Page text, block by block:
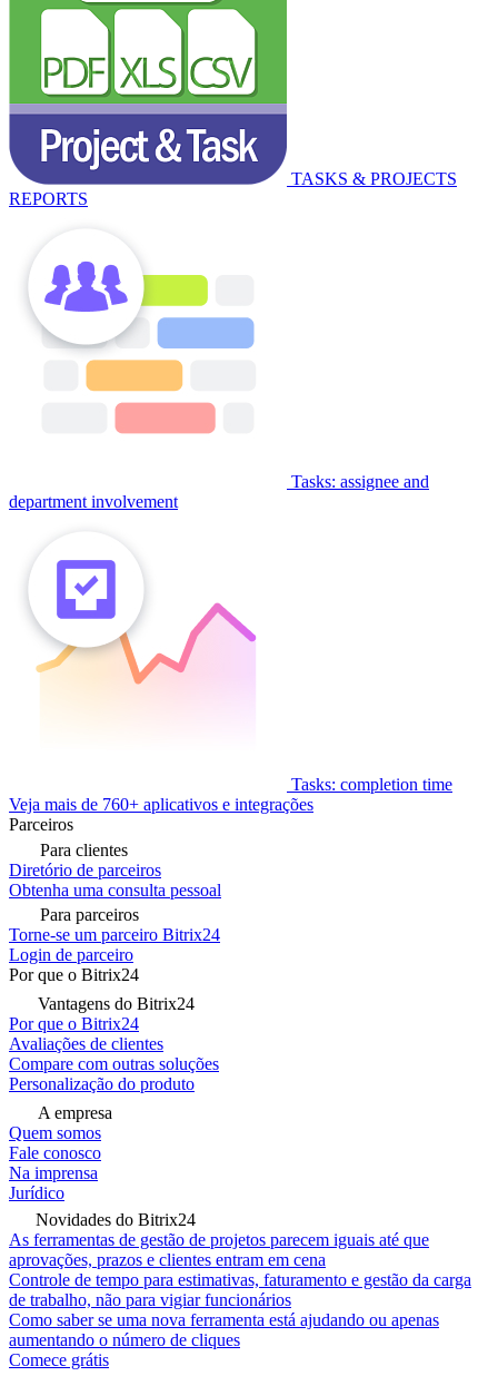
TASKS & PROJECTS
REPORTS
Tasks: assignee and
department involvement
Tasks: completion time
Veja mais de 760+ aplicativos e integrações
Parceiros
Para clientes
Diretório de parceiros
Obtenha uma consulta pessoal
Para parceiros
Torne-se um parceiro Bitrix24
Login de parceiro
Por que o Bitrix24
Vantagens do Bitrix24
Por que o Bitrix24
Avaliações de clientes
Compare com outras soluções
Personalização do produto
A empresa
Quem somos
Fale conosco
Na imprensa
Jurídico
Novidades do Bitrix24
As ferramentas de gestão de projetos parecem iguais até que
aprovações, prazos e clientes entram em cena
Controle de tempo para estimativas, faturamento e gestão da carga
de trabalho, não para vigiar funcionários
Como saber se uma nova ferramenta está ajudando ou apenas
aumentando o número de cliques
Comece grátis